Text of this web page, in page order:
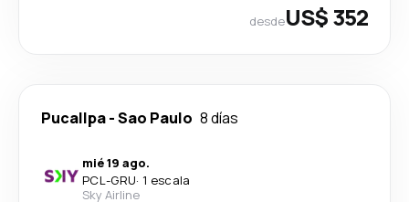
desdeUS$ 352
Pucallpa-Sao Paulo 8 días
mié 19 ago.
PCL-GRU· 1 escala
Sky Airline